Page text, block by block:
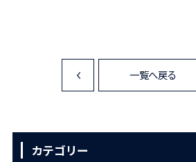
<
一覧へ戻る
カテゴリー